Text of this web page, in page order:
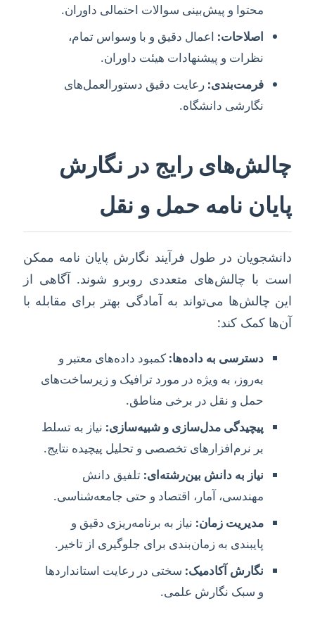
محتوا و پیش‌بینی سوالات احتمالی داوران.
اصلاحات: اعمال دقیق و با وسواس تمام،
نظرات و پیشنهادات هیئت داوران.
فرمت‌بندی: رعایت دقیق دستورالعمل‌های
نگارشی دانشگاه.
چالش‌های رایج در نگارش
پایان نامه حمل و نقل
دانشجویان در طول فرآیند نگارش پایان نامه ممکن
است با چالش‌های متعددی روبرو شوند. آگاهی از
این چالش‌ها می‌تواند به آمادگی بهتر برای مقابله با
آن‌ها کمک کند:
دسترسی به داده‌ها: کمبود داده‌های معتبر و
به‌روز، به ویژه در مورد ترافیک و زیرساخت‌های
حمل و نقل در برخی مناطق.
پیچیدگی مدل‌سازی و شبیه‌سازی: نیاز به تسلط
بر نرم‌افزارهای تخصصی و تحلیل پیچیده نتایج.
نیاز به دانش بین‌رشته‌ای: تلفیق دانش
مهندسی، آمار، اقتصاد و حتی جامعه‌شناسی.
مدیریت زمان: نیاز به برنامه‌ریزی دقیق و
پایبندی به زمان‌بندی برای جلوگیری از تاخیر.
نگارش آکادمیک: سختی در رعایت استانداردها
و سبک نگارش علمی.